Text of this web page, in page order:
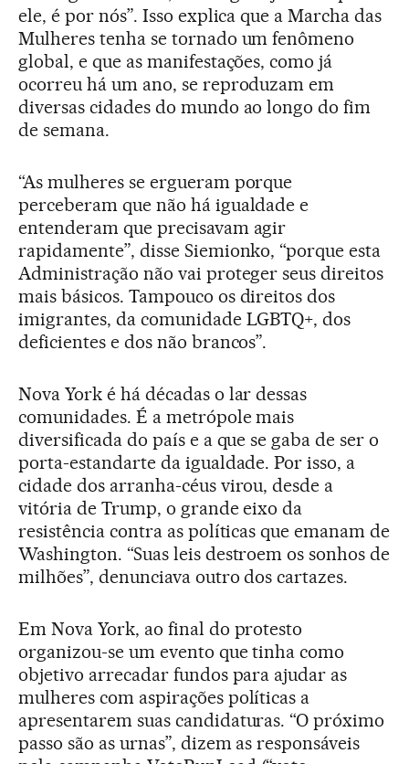
ele, é por nós”. Isso explica que a Marcha das
Mulheres tenha se tornado um fenômeno
global, e que as manifestações, como já
ocorreu há um ano, se reproduzam em
diversas cidades do mundo ao longo do fim
de semana.
“As mulheres se ergueram porque
perceberam que não há igualdade e
entenderam que precisavam agir
rapidamente”, disse Siemionko, “porque esta
Administração não vai proteger seus direitos
mais básicos. Tampouco os direitos dos
imigrantes, da comunidade LGBTQ+, dos
deficientes e dos não brancos”.
Nova York é há décadas o lar dessas
comunidades. É a metrópole mais
diversificada do país e a que se gaba de ser o
porta-estandarte da igualdade. Por isso, a
cidade dos arranha-céus virou, desde a
vitória de Trump, o grande eixo da
resistência contra as políticas que emanam de
Washington. “Suas leis destroem os sonhos de
milhões”, denunciava outro dos cartazes.
Em Nova York, ao final do protesto
organizou-se um evento que tinha como
objetivo arrecadar fundos para ajudar as
mulheres com aspirações políticas a
apresentarem suas candidaturas. “O próximo
passo são as urnas”, dizem as responsáveis